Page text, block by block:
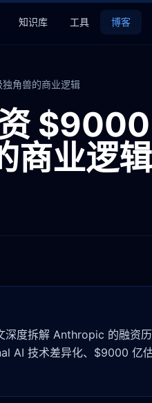
知识库 工具 博客
角兽的商业逻辑
$9000
商业逻辑
度拆解 Anthropic 的融资
AI 技术差异化、$9000 亿